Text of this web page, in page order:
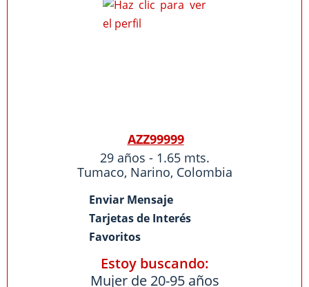
AZZ99999
29 años - 1.65 mts.
Tumaco, Narino, Colombia
Enviar Mensaje
Tarjetas de Interés
Favoritos
Estoy buscando:
Mujer de 20-95 años